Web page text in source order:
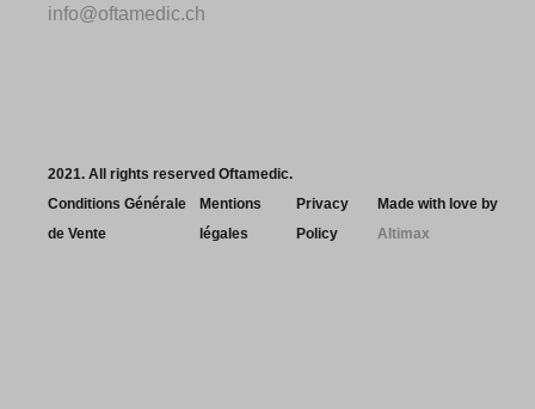
info@oftamedic.ch
2021. All rights reserved Oftamedic.
Conditions Générale
de Vente
Mentions
légales
Privacy
Policy
Made with love by
Altimax